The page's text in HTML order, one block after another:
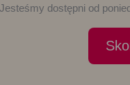
Jesteśmy dostępni od